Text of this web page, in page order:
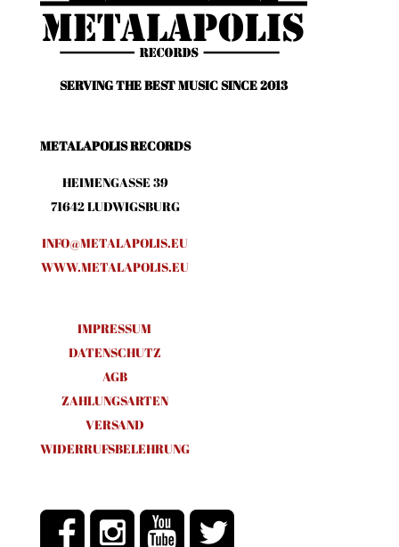
SERVING THE BEST MUSIC SINCE 2013
METALAPOLIS RECORDS
HEIMENGASSE 39
71642 LUDWIGSBURG
INFO@METALAPOLIS.EU
WWW.METALAPOLIS.EU
IMPRESSUM
DATENSCHUTZ
AGB
ZAHLUNGSARTEN
VERSAND
WIDERRUFSBELEHRUNG